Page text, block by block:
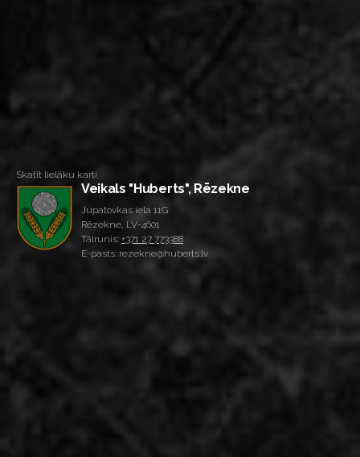
Skatīt lielāku karti
Veikals "Huberts", Rēzekne
Jupatovkas iela 11G
Rēzekne, LV-4601
Tālrunis: +371 27 773388
E-pasts: rezekne@huberts.lv